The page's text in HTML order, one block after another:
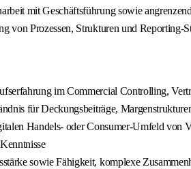
mit Geschäftsführung sowie
von Prozessen, Strukturen und Reporting-
im Commercial Controlling,
für Deckungsbeiträge,
Handels- oder Consumer-Umfeld von
sowie Fähigkeit, komplexe